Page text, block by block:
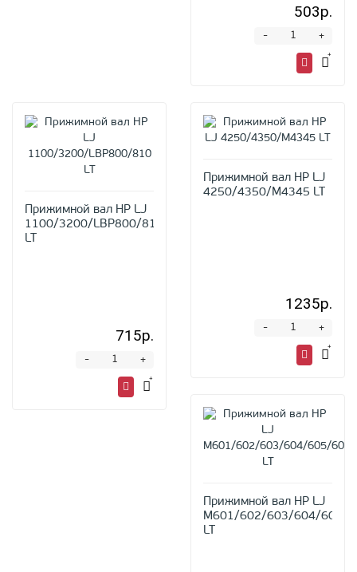
503р.
+
-
Прижимной вал HP LJ
1100/3200/LBP800/810
LT
715р.
+
-
Прижимной вал HP LJ
4250/4350/M4345 LT
1235р.
+
-
Прижимной вал HP LJ
M601/602/603/604/605/
LT